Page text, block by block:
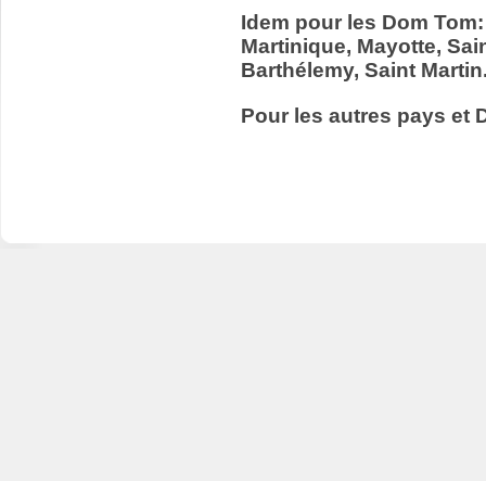
Idem pour les Dom
Martinique, Mayotte,
Barthélemy, Saint
Pour les autres pays et